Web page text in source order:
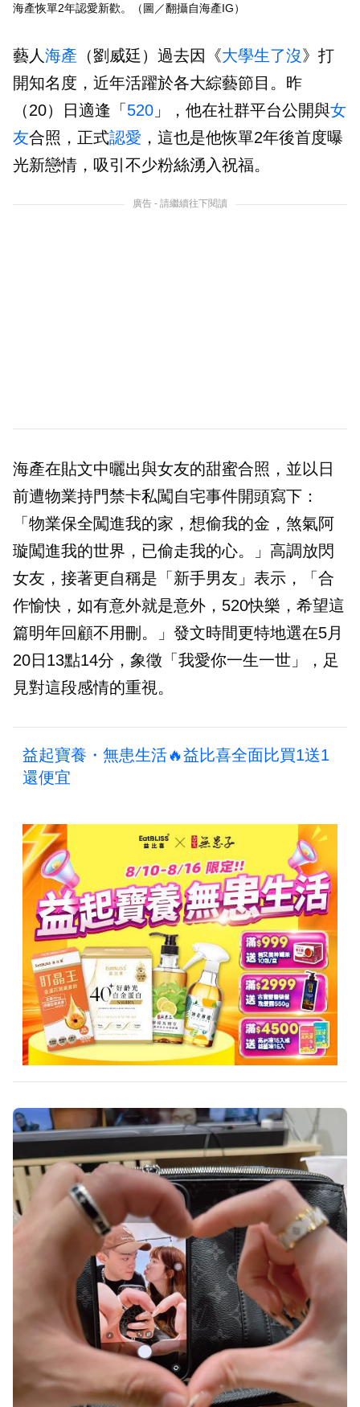
海產恢單2年認愛新歡。（圖／翻攝自海產IG）
藝人海產 （劉威廷）過去因《大學生了沒》打
開知名度，近年活躍於各大綜藝節目。昨
（20）日適逢「 520 」，他在社群平台公開與女
友合照，正式認愛 ，這也是他恢單2年後首度曝
光新戀情，吸引不少粉絲湧入祝福。
廣告 - 請繼續往下閱讀
海產在貼文中曬出與女友的甜蜜合照，並以日
前遭物業持門禁卡私闖自宅事件開頭寫下：
「物業保全闖進我的家，想偷我的金，煞氣阿
璇闖進我的世界，已偷走我的心。」高調放閃
女友，接著更自稱是「新手男友」表示，「合
作愉快，如有意外就是意外，520快樂，希望這
篇明年回顧不用刪。」發文時間更特地選在5月
20日13點14分，象徵「我愛你一生一世」，足
見對這段感情的重視。
益起寶養・無患生活🔥益比喜全面比買1送1
還便宜